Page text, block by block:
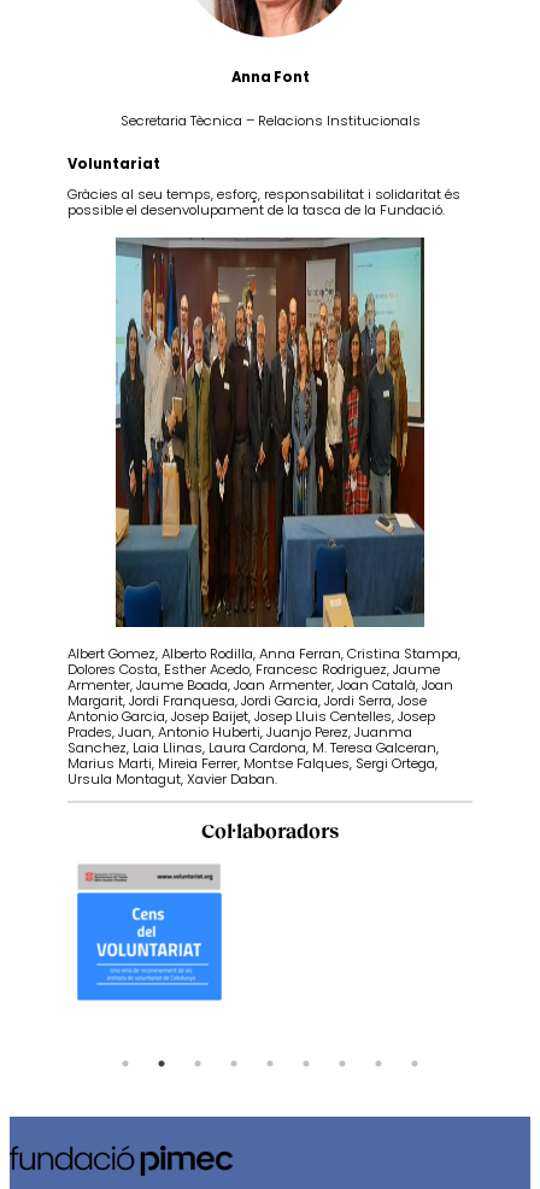
Anna Font
Secretaria Tècnica – Relacions Institucionals
Voluntariat
Gràcies al seu temps, esforç, responsabilitat i solidaritat és
possible el desenvolupament de la tasca de la Fundació.
Albert Gomez, Alberto Rodilla, Anna Ferran, Cristina Stampa,
Dolores Costa, Esther Acedo, Francesc Rodriguez, Jaume
Armenter, Jaume Boada, Joan Armenter, Joan Català, Joan
Margarit, Jordi Franquesa, Jordi Garcia, Jordi Serra, Jose
Antonio Garcia, Josep Baijet, Josep Lluis Centelles, Josep
Prades, Juan, Antonio Huberti, Juanjo Perez, Juanma
Sanchez, Laia Llinas, Laura Cardona, M. Teresa Galceran,
Marius Marti, Mireia Ferrer, Montse Falques, Sergi Ortega,
Ursula Montagut, Xavier Daban.
Col·laboradors